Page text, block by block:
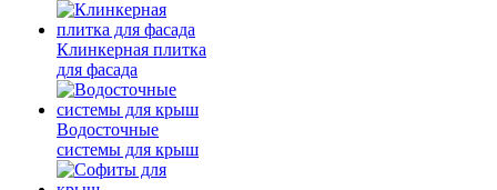
Клинкерная плитка
для фасада
Водосточные
системы для крыш